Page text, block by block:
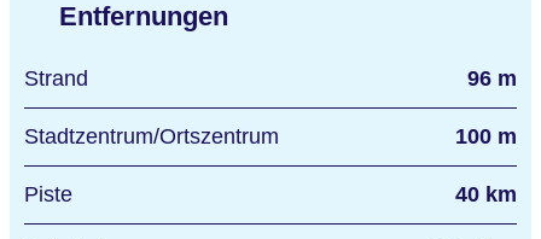
Entfernungen
Strand 96 m
Stadtzentrum/Ortszentrum 100 m
Piste 40 km